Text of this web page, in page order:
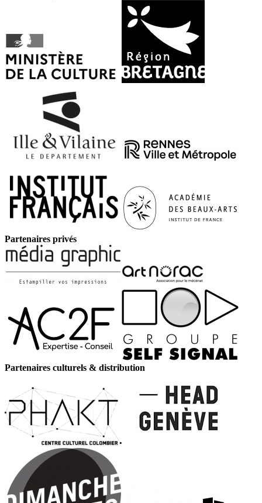
Partenaires privés
Partenaires culturels & distribution